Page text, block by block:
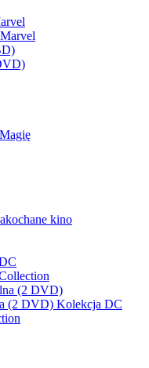
kino
(2 DVD)
(2 DVD) Kolekcja DC